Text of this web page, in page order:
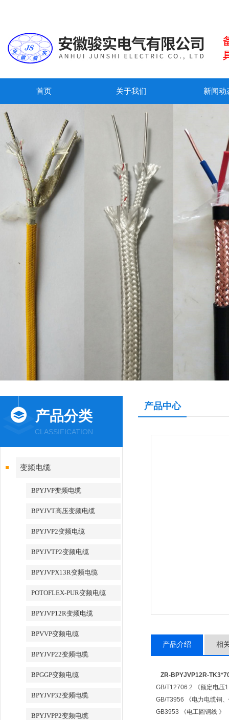
首页 关于我们 新闻动
产品分类
CLASSIFICATION
变频电缆
BPYJVP变频电缆
BPYJVT高压变频电缆
BPYJVP2变频电缆
BPYJVTP2变频电缆
BPYJVPX13R变频电缆
POTOFLEX-PUR变频电缆
BPYJVP12R变频电缆
BPVVP变频电缆
BPYJVP22变频电缆
BPGGP变频电缆
BPYJVP32变频电缆
BPYJVPP2变频电缆
产品中心
产品介绍 相
ZR-BPYJVP12R-
GB/T12706.2 《额定电压
GB/T3956 《电力电缆铜
GB3953 《电工圆铜线 》